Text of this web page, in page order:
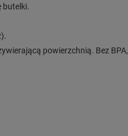
butelki.
powierzchnią. Bez